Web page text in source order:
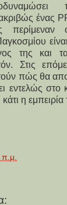
ένας
περίμεναν
της και
Στις
πώς θα
εντελώς στο
η